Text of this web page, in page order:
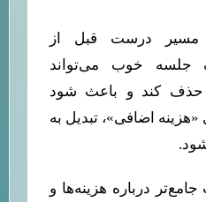
مسیر درست قبل از
جلسه خوب می‌تواند
حذف کند و باعث شود
به جای «هزینه اضافی»، تبدیل به
درباره هزینه‌ها و